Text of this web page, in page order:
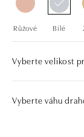
doplněk, nebo
Společnost ALO
drahých kamenů už
zásnubní prsten
Růžové Bílé
Vyberte velikost
Vyberte váhu